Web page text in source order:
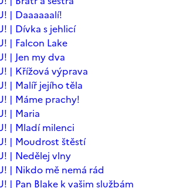
| Daaaaaalí!
| Dívka s jehlicí
| Falcon Lake
| Jen my dva
| Křížová výprava
| Malíř jejího těla
| Máme prachy!
| Maria
| Mladí milenci
| Moudrost štěstí
| Nedělej vlny
| Nikdo mě nemá rád
| Pan Blake k vašim službám